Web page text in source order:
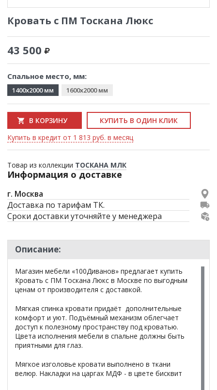
Кровать с ПМ Тоскана Люкс
43 500
Спальное место, мм:
1400x2000 мм 1600x2000 мм
В КОРЗИНУ
КУПИТЬ В ОДИН КЛИК
Купить в кредит от 1 813 руб. в месяц
Товар из коллекции ТОСКАНА МЛК
Информация о доставке
г. Москва
Доставка по тарифам ТК.
Сроки доставки уточняйте у менеджера
Описание:
Магазин мебели «100Диванов» предлагает купить
Кровать с ПМ Тоскана Люкс в Москве по выгодным
ценам от производителя с доставкой.
Мягкая спинка кровати придаёт дополнительные
комфорт и уют. Подъёмный механизм облегчает
доступ к полезному пространству под кроватью.
Цвета исполнения мебели в спальне должны быть
приятными для глаз.
Мягкое изголовье кровати выполнено в ткани
велюр. Накладки на царгах МДФ - в цвете бисквит